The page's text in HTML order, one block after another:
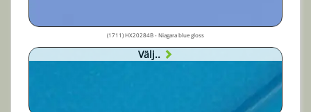
(1711) HX20284B - Niagara blue gloss
Välj..